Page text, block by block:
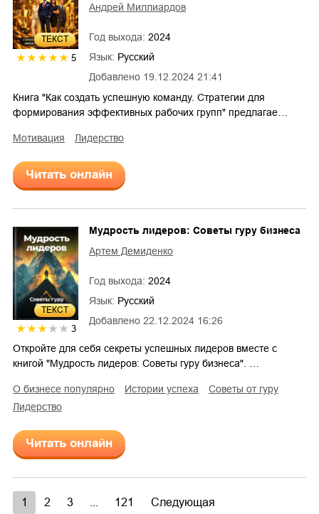
ТЕКСТ
5
Добавлено 19.12.2024 21:41
Андрей Миллиардов
Год выхода: 2024
Язык: Русский
Книга "Как создать успешную команду. Стратегии для
формирования эффективных рабочих групп" предлагае…
мотивация лидерство
Читать онлайн
ТЕКСТ
3
Добавлено 22.12.2024 16:26
Мудрость лидеров: Советы гуру бизнеса
Артем Демиденко
Год выхода: 2024
Язык: Русский
Откройте для себя секреты успешных лидеров вместе с
книгой "Мудрость лидеров: Советы гуру бизнеса". …
о бизнесе популярно истории успеха
советы от гуру
лидерство
Читать онлайн
1 2 3 121 Следующая